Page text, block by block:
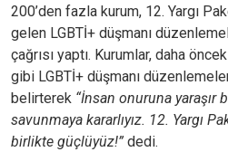
200’den fazla kurum, 12. Yargı
gelen LGBTİ+ düşmanı
çağrısı yaptı. Kurumlar, daha
gibi LGBTİ+ düşmanı
belirterek “İnsan onuruna yaraşır
savunmaya kararlıyız. 12. Yargı
birlikte güçlüyüz!” dedi.